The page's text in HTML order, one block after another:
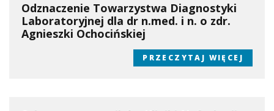
Odznaczenie Towarzystwa Diagnostyki
Laboratoryjnej dla dr n.med. i n. o zdr.
Agnieszki Ochocińskiej
PRZECZYTAJ WIĘCEJ